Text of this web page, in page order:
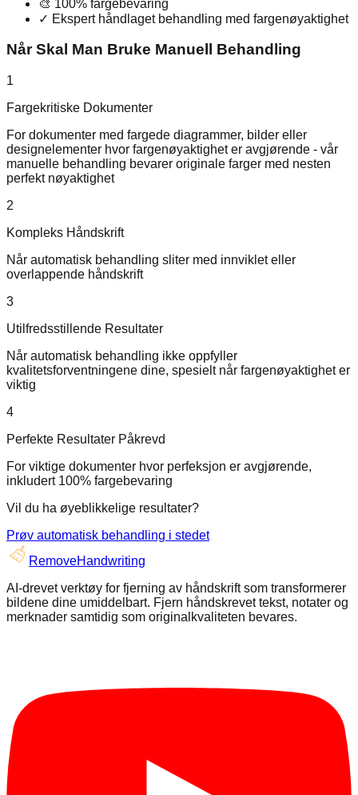
🎨 100% fargebevaring
✓ Ekspert håndlaget behandling med fargenøyaktighet
Når Skal Man Bruke Manuell Behandling
1
Fargekritiske Dokumenter
For dokumenter med fargede diagrammer, bilder eller
designelementer hvor fargenøyaktighet er avgjørende - vår
manuelle behandling bevarer originale farger med nesten
perfekt nøyaktighet
2
Kompleks Håndskrift
Når automatisk behandling sliter med innviklet eller
overlappende håndskrift
3
Utilfredsstillende Resultater
Når automatisk behandling ikke oppfyller
kvalitetsforventningene dine, spesielt når fargenøyaktighet er
viktig
4
Perfekte Resultater Påkrevd
For viktige dokumenter hvor perfeksjon er avgjørende,
inkludert 100% fargebevaring
Vil du ha øyeblikkelige resultater?
Prøv automatisk behandling i stedet
RemoveHandwriting
AI-drevet verktøy for fjerning av håndskrift som transformerer
bildene dine umiddelbart. Fjern håndskrevet tekst, notater og
merknader samtidig som originalkvaliteten bevares.